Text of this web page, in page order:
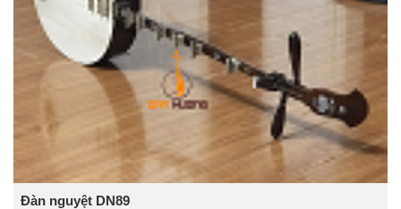
Đàn nguyệt DN89